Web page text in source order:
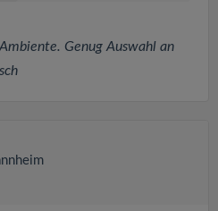
Genug Auswahl an